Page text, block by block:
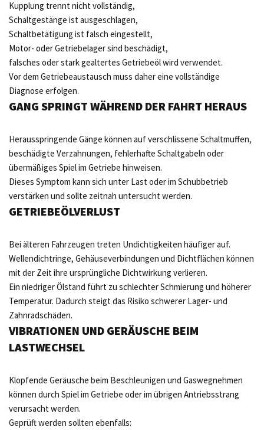
Kupplung trennt nicht vollständig,
Schaltgestänge ist ausgeschlagen,
Schaltbetätigung ist falsch eingestellt,
Motor- oder Getriebelager sind beschädigt,
falsches oder stark gealtertes Getriebeöl wird verwendet.
Vor dem Getriebeaustausch muss daher eine vollständige
Diagnose erfolgen.
GANG SPRINGT WÄHREND DER FAHRT HERAUS
Herausspringende Gänge können auf verschlissene Schaltmuffen,
beschädigte Verzahnungen, fehlerhafte Schaltgabeln oder
übermäßiges Spiel im Getriebe hinweisen.
Dieses Symptom kann sich unter Last oder im Schubbetrieb
verstärken und sollte zeitnah untersucht werden.
GETRIEBEÖLVERLUST
Bei älteren Fahrzeugen treten Undichtigkeiten häufiger auf.
Wellendichtringe, Gehäuseverbindungen und Dichtflächen können
mit der Zeit ihre ursprüngliche Dichtwirkung verlieren.
Ein niedriger Ölstand führt zu schlechter Schmierung und höherer
Temperatur. Dadurch steigt das Risiko schwerer Lager- und
Zahnradschäden.
VIBRATIONEN UND GERÄUSCHE BEIM
LASTWECHSEL
Klopfende Geräusche beim Beschleunigen und Gaswegnehmen
können durch Spiel im Getriebe oder im übrigen Antriebsstrang
verursacht werden.
Geprüft werden sollten ebenfalls: